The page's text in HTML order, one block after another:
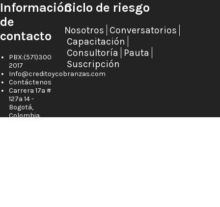
Información
de
contacto
PBX:(571)300
2017
Info@creditoycobranzas.com
Contáctenos
Carrera 17a #
127a 14 -
Bogotá,
Colombia.
Ciclo de riesgo
Nosotros Conversatorios
Capacitación
Consultoría
Pauta
Suscripción